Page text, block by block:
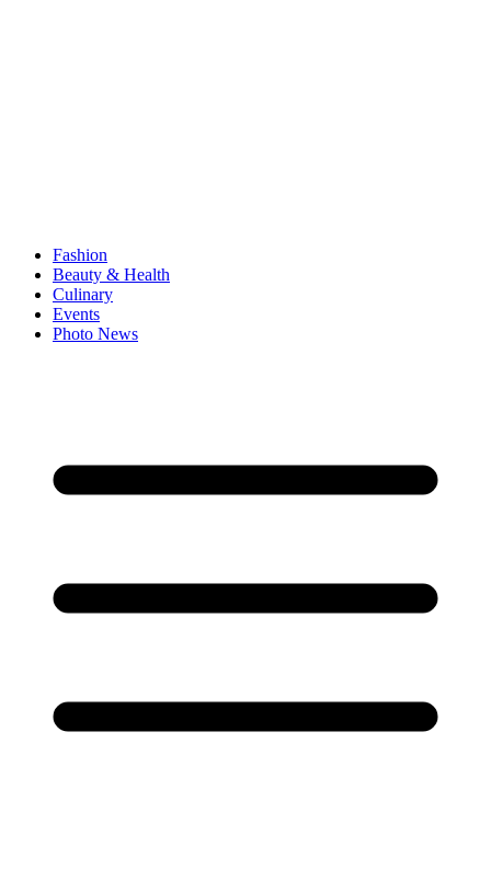
Fashion
Beauty & Health
Culinary
Events
Photo News